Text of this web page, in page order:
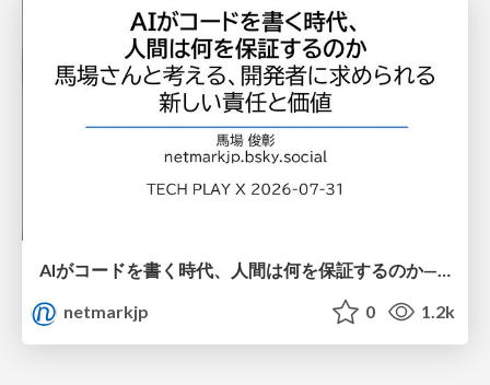
AIがコードを書く時代、人間は何を保証するのか———馬場さんと考える、開発者に求められる新しい責任と価値 - TECH PLAY
netmarkjp
0 1.2k